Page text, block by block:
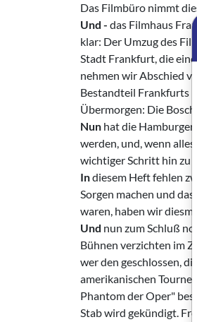
Das Filmbüro nimmt
Und - das Filmhaus
klar: Der Umzug des
Stadt Frankfurt, die
nehmen wir Abschied
Bestandteil Frankfurts
Übermorgen: Die
Nun hat die
werden, und, wenn
wichtiger Schritt hin zu
Indiesem Heft fehlen
Sorgen machen und
waren, haben wir
Und nun zum Schluß
Bühnen verzichten im
wer­ den geschlossen,
amerikanischen
Phantom der Oper"
Stab wird gekün­digt.